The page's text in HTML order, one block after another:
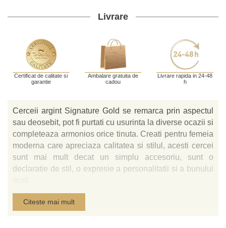
Livrare
Certificat de calitate si
garantie
Ambalare gratuita de
cadou
Livrare rapida in 24-48
h
Cerceii argint Signature Gold se remarca prin aspectul
sau deosebit, pot fi purtati cu usurinta la diverse ocazii si
completeaza armonios orice tinuta. Creati pentru femeia
moderna care apreciaza calitatea si stilul, acesti cercei
sunt mai mult decat un simplu accesoriu, sunt o
declaratie de stil, o expresie a personalitatii si a bunului
Fiecare pereche de Cercei argint Signature Gold este
realizata cu maiestrie in Italia, ceea ce garanteaza o
Citeste mai mult